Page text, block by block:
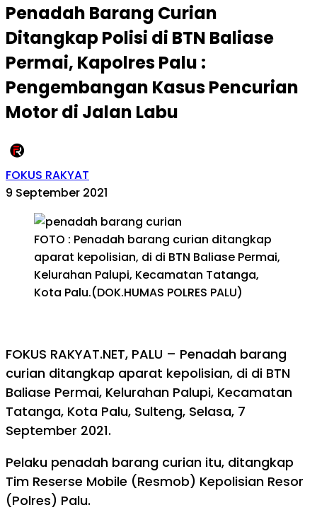
Penadah Barang Curian
Ditangkap Polisi di BTN Baliase
Permai, Kapolres Palu :
Pengembangan Kasus Pencurian
Motor di Jalan Labu
FOKUS RAKYAT
9 September 2021
FOTO : Penadah barang curian ditangkap
aparat kepolisian, di di BTN Baliase Permai,
Kelurahan Palupi, Kecamatan Tatanga,
Kota Palu.(DOK.HUMAS POLRES PALU)
FOKUS RAKYAT.NET, PALU – Penadah barang
curian ditangkap aparat kepolisian, di di BTN
Baliase Permai, Kelurahan Palupi, Kecamatan
Tatanga, Kota Palu, Sulteng, Selasa, 7
September 2021.
Pelaku penadah barang curian itu, ditangkap
Tim Reserse Mobile (Resmob) Kepolisian Resor
(Polres) Palu.